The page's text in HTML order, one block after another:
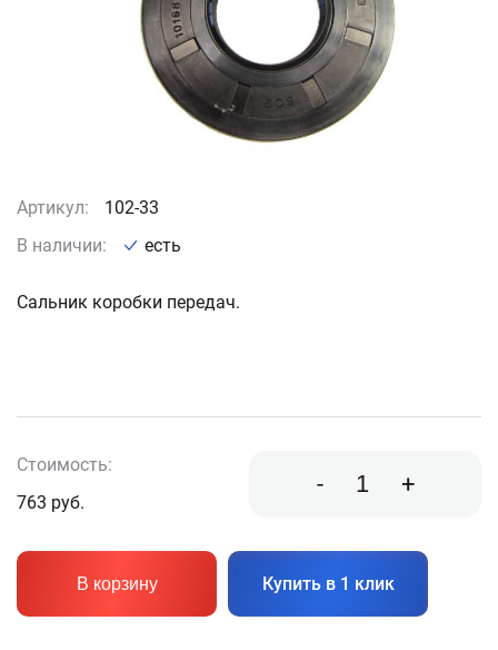
Артикул:
102-33
В наличии:
есть
Сальник коробки передач.
Стоимость:
763 руб.
- +
В корзину Купить в 1 клик